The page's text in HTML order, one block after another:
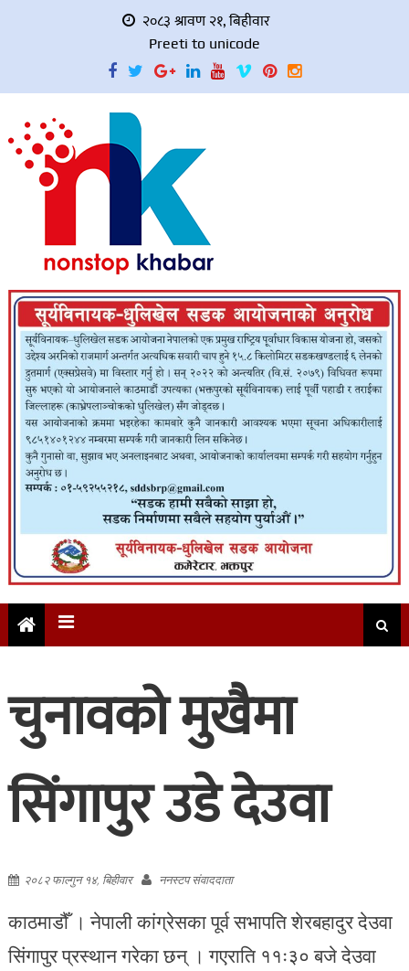
२०८३ श्रावण २१, बिहीवार
Preeti to unicode
चुनावको मुखैमा
सिंगापुर उडे देउवा
२०८२ फाल्गुन १४, बिहीवार ननस्टप संवाददाता
काठमाडौँ । नेपाली कांग्रेसका पूर्व सभापति शेरबहादुर देउवा
सिंगापुर प्रस्थान गरेका छन् । गएराति ११ः३० बजे देउवा